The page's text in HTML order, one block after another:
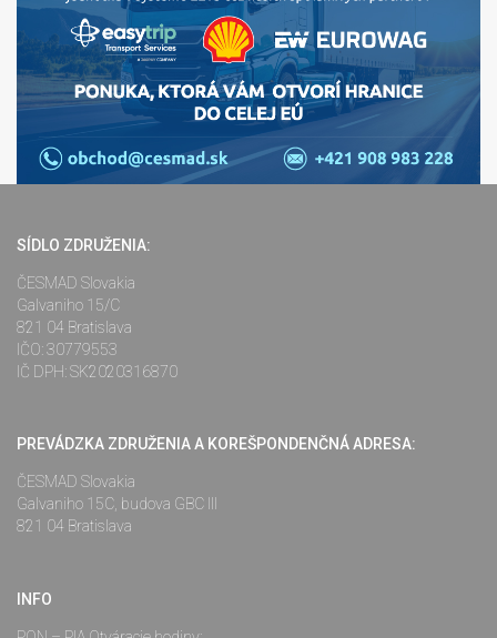
SÍDLO ZDRUŽENIA:
ČESMAD Slovakia
Galvaniho 15/C
821 04 Bratislava
IČO: 30779553
IČ DPH: SK2020316870
PREVÁDZKA ZDRUŽENIA A KOREŠPONDENČNÁ ADRESA:
ČESMAD Slovakia
Galvaniho 15C, budova GBC III
821 04 Bratislava
INFO